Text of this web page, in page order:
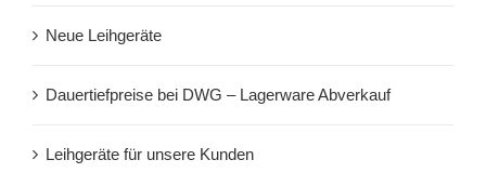
Neue Leihgeräte
Dauertiefpreise bei DWG – Lagerware Abverkauf
Leihgeräte für unsere Kunden